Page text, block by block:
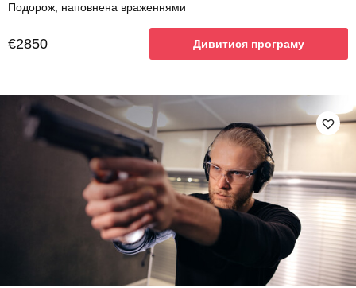
Подорож, наповнена враженнями
€2850 Дивитися програму